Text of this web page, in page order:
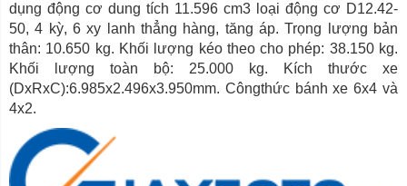
dụng động cơ dung tích 11.596 cm3 loại động cơ D12.42-
50, 4 kỳ, 6 xy lanh thẳng hàng, tăng áp. Trọng lượng bản
thân: 10.650 kg. Khối lượng kéo theo cho phép: 38.150 kg.
Khối lượng toàn bộ: 25.000 kg. Kích thước xe
(DxRxC):6.985x2.496x3.950mm. Côngthức bánh xe 6x4 và
4x2.